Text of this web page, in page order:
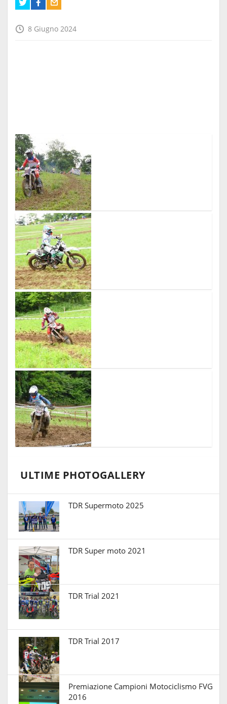
8 Giugno 2024
ULTIME PHOTOGALLERY
TDR Supermoto 2025
TDR Super moto 2021
TDR Trial 2021
TDR Trial 2017
Premiazione Campioni Motociclismo FVG
2016